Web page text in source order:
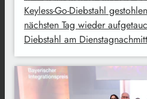
Keyless-Go-Diebstahl
nächsten Tag wieder
Diebstahl am